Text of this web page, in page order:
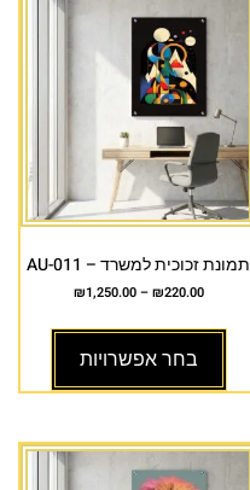
תמונת זכוכית למשרד – AU-011
₪220.00
–
₪1,250.00
בחר אפשרויות